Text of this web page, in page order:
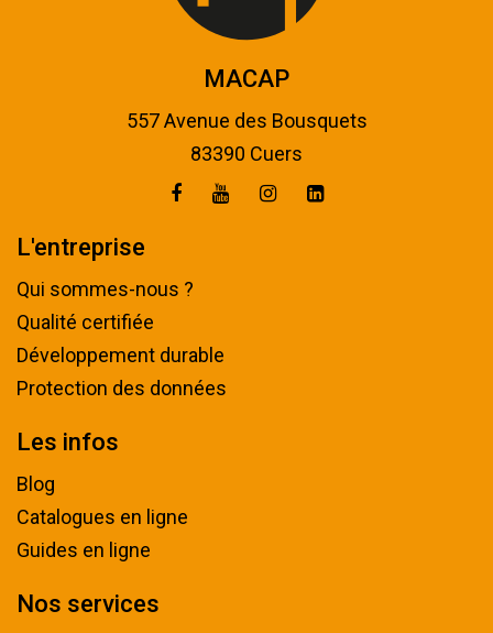
MACAP
557 Avenue des Bousquets
83390 Cuers
L'entreprise
Qui sommes-nous ?
Qualité certifiée
Développement durable
Protection des données
Les infos
Blog
Catalogues en ligne
Guides en ligne
Nos services